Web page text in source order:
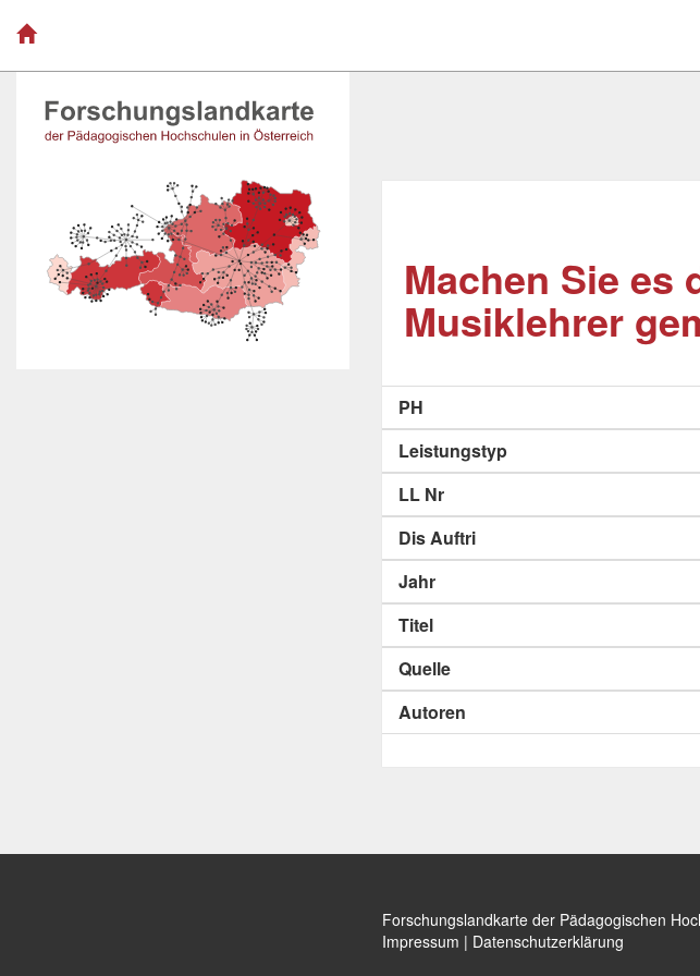
Machen Sie es
Musiklehrer
PH
Leistungstyp
LL Nr
Dis Auftri
Jahr
Titel
Quelle
Autoren
Forschungslandkarte der Pädagogischen
Impressum | Datenschutzerklärung